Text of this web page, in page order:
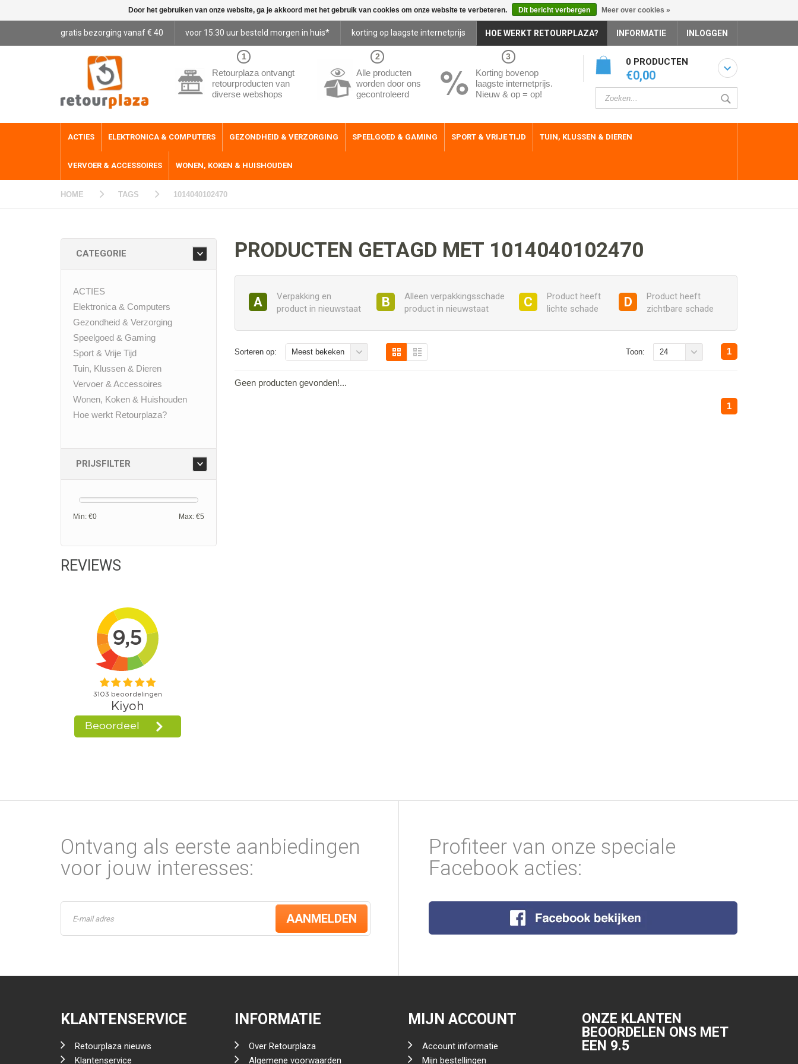
gratis bezorging vanaf € 40 voor 15:30 uur besteld morgen in huis* korting op laagste internetprijs HOE WERKT RETOURPLAZA? INFORMATIE INLOGGEN
1
Retourplaza ontvangt
retourproducten van
diverse webshops
2
Alle producten
worden door ons
gecontroleerd
3
Korting bovenop
laagste internetprijs.
Nieuw & op = op!
0 PRODUCTEN
€0,00
ACTIES ELEKTRONICA & COMPUTERS GEZONDHEID & VERZORGING SPEELGOED & GAMING SPORT & VRIJE TIJD TUIN, KLUSSEN & DIEREN
VERVOER & ACCESSOIRES WONEN, KOKEN & HUISHOUDEN
HOME TAGS 1014040102470
CATEGORIE
ACTIES
Elektronica & Computers
Gezondheid & Verzorging
Speelgoed & Gaming
Sport & Vrije Tijd
Tuin, Klussen & Dieren
Vervoer & Accessoires
Wonen, Koken & Huishouden
Hoe werkt Retourplaza?
PRIJSFILTER
Min: €0 Max: €5
REVIEWS
PRODUCTEN GETAGD MET 1014040102470
A
Verpakking en
product in nieuwstaat
B
Alleen verpakkingsschade
product in nieuwstaat
C
Product heeft
lichte schade
D
Product heeft
zichtbare schade
Sorteren op: Meest bekeken 1
Toon: 24
Geen producten gevonden!...
1
Ontvang als eerste aanbiedingen
voor jouw interesses:
AANMELDEN
Profiteer van onze speciale
Facebook acties:
KLANTENSERVICE
Retourplaza nieuws
Klantenservice
INFORMATIE
Over Retourplaza
Algemene voorwaarden
MIJN ACCOUNT
Account informatie
Mijn bestellingen
ONZE KLANTEN
BEOORDELEN ONS MET
EEN 9.5
Door het gebruiken van onze website, ga je akkoord met het gebruik van cookies om onze website te verbeteren. Dit bericht verbergen Meer over cookies »